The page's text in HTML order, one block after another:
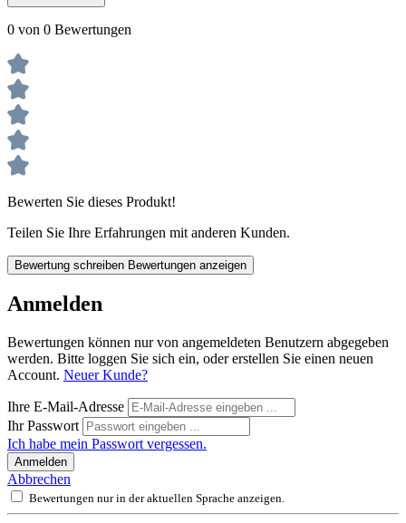
0 von 0 Bewertungen
Bewerten Sie dieses Produkt!
Teilen Sie Ihre Erfahrungen mit anderen Kunden.
Bewertung schreiben Bewertungen anzeigen
Anmelden
Bewertungen können nur von angemeldeten Benutzern abgegeben
werden. Bitte loggen Sie sich ein, oder erstellen Sie einen neuen
Account. Neuer Kunde?
Ihre E-Mail-Adresse
Ihr Passwort
Ich habe mein Passwort vergessen.
Anmelden
Abbrechen
Bewertungen nur in der aktuellen Sprache anzeigen.